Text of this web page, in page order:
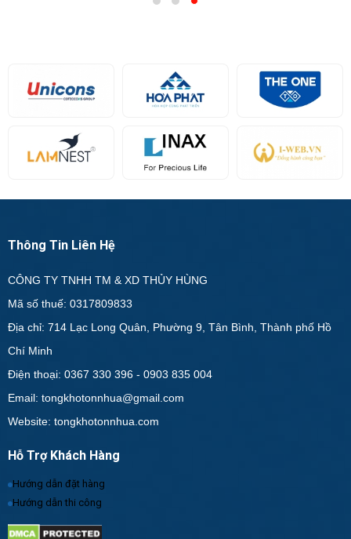
Thông Tin Liên Hệ
CÔNG TY TNHH TM & XD THỦY HÙNG
Mã số thuế: 0317809833
Địa chỉ: 714 Lạc Long Quân, Phường 9, Tân Bình, Thành phố Hồ
Chí Minh
Điện thoại: 0367 330 396 - 0903 835 004
Email: tongkhotonnhua@gmail.com
Website: tongkhotonnhua.com
Hỗ Trợ Khách Hàng
Hướng dẫn đặt hàng
Hướng dẫn thi công